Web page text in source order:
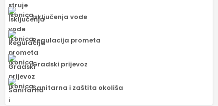
Isključenja vode
Regulacija prometa
Gradski prijevoz
Sanitarna i zaštita okoliša